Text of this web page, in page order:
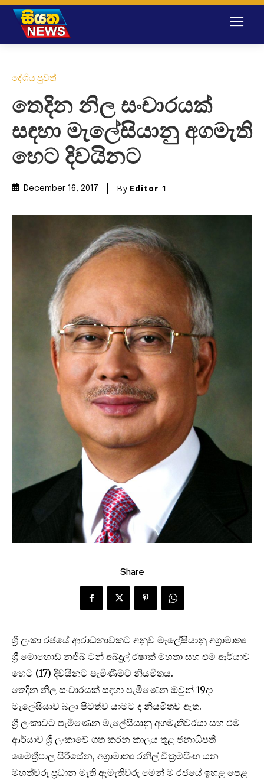
දේශීය පුවත්
තෙදින නිල සංචාරයක්
සඳහා මැලේසියානු අගමැති
හෙට දිවයිනට
December 16, 2017 By Editor 1
Share
ශ්‍රී ලංකා රජයේ ආරාධනාවකට අනුව මැලේසියානු අග්‍රාමාත්‍ය
ශ්‍රී මොහොඩ් නජීබ් ටන් අබ්දුල් රෂාක් මහතා සහ එම ආර්යාව
හෙට (17) දිවයිනට පැමිණීමට නියමිතය.
තෙදින නිල සංචාරයක් සඳහා පැමිණෙන ඔවුන් 19දා
මැලේසියාව බලා පිටත්ව යාමට ද නියමිතව ඇත.
ශ්‍රී ලංකාවට පැමිණෙන මැලේසියානු අගමැතිවරයා සහ එම
ආර්යාව ශ්‍රී ලංකාවේ ගත කරන කාලය තුළ ජනාධිපති
මෛත්‍රීපාල සිරිසේන, අග්‍රාමාත්‍ය රනිල් වික්‍රමසිංහ යන
මහත්වරු ප්‍රධාන මැති ඇමැතිවරු මෙන් ම රජයේ ඉහළ පෙළ